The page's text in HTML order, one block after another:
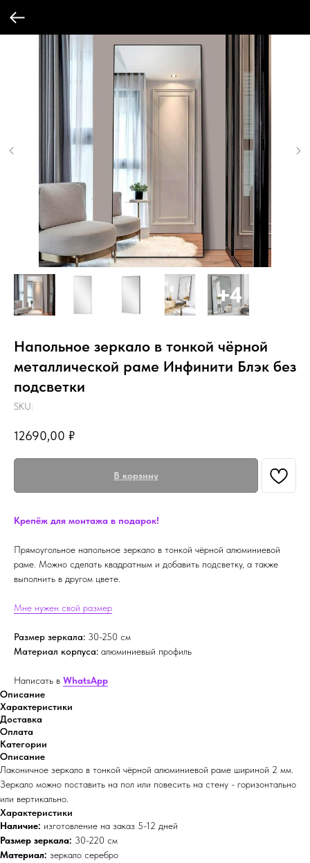
Напольное зеркало в тонкой чёрной
металлической раме Инфинити Блэк без
подсветки
SKU:
12690,00 ₽
В корзину
Крепёж для монтажа в подарок!
Прямоугольное напольное зеркало в тонкой чёрной алюминиевой
раме. Можно сделать квадратным и добавить подсветку, а также
выполнить в другом цвете.
Мне нужен свой размер
Размер зеркала: 30-250 см
Материал корпуса: алюминиевый профиль
Написать в WhatsApp
Описание
Характеристики
Доставка
Оплата
Категории
Описание
Лаконичное зеркало в тонкой чёрной алюминиевой раме шириной 2 мм.
Зеркало можно поставить на пол или повесить на стену - горизонтально
или вертикально.
Характеристики
Наличие: изготовление на заказ 5-12 дней
Размер зеркала: 30-220 см
Материал: зеркало серебро